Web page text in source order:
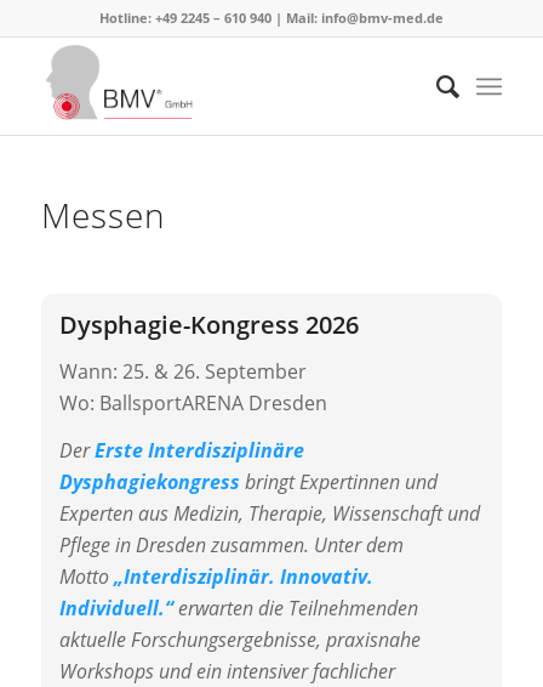
Hotline: +49 2245 – 610 940 | Mail: info@bmv-med.de
Messen
Dysphagie-Kongress 2026
Wann: 25. & 26. September
Wo: BallsportARENA Dresden
DerErste Interdisziplinäre
Dysphagiekongress bringt Expertinnen und
Experten aus Medizin, Therapie, Wissenschaft und
Pflege in Dresden zusammen. Unter dem
Motto„Interdisziplinär. Innovativ.
Individuell.“erwarten die Teilnehmenden
aktuelle Forschungsergebnisse, praxisnahe
Workshops und ein intensiver fachlicher